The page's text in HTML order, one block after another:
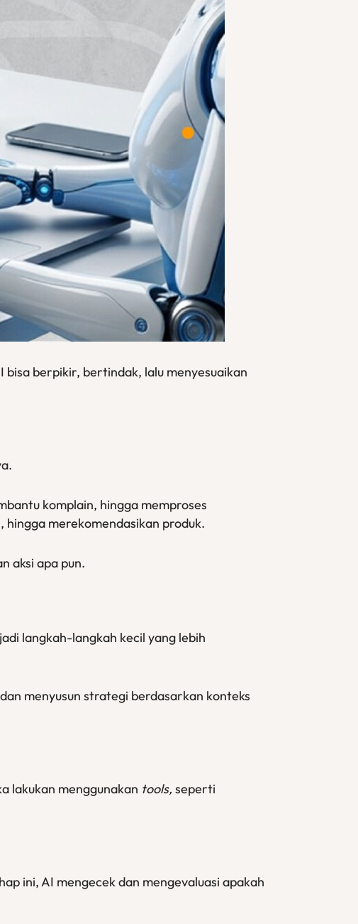
bisa berpikir, bertindak, lalu menyesuaikan
komplain, hingga memproses
merekomendasikan produk.
aksi apa pun.
langkah-langkah kecil yang lebih
menyusun strategi berdasarkan konteks
lakukan menggunakan tools, seperti
ini, AI mengecek dan mengevaluasi apakah